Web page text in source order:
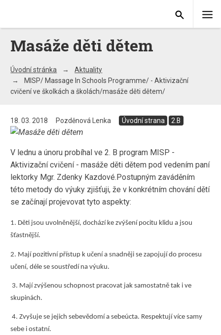
Masáže děti dětem
Úvodní stránka
Aktuality
MISP/ Massage In Schools Programme/ - Aktivizační
cvičení ve školkách a školách/masáže děti dětem/
18. 03. 2018 Pozděnová Lenka Úvodní strana 2.B
V lednu a únoru probíhal ve 2. B program MISP -
Aktivizační cvičení - masáže děti dětem pod vedením paní
lektorky Mgr. Zdenky Kazdové.Postupným zaváděním
této metody do výuky zjišťuji, že v konkrétním chování dětí
se začínají projevovat tyto aspekty:
1. Děti jsou uvolněnější, dochází ke zvýšení pocitu klidu a jsou
šťastnější.
2. Mají pozitivní přístup k učení a snadněji se zapojují do procesu
učení, déle se soustředí na výuku.
3. Mají zvýšenou schopnost pracovat jak samostatně tak i ve
skupinách.
4. Zvyšuje se jejich sebevědomí a sebeúcta. Respektují více samy
sebe i ostatní.